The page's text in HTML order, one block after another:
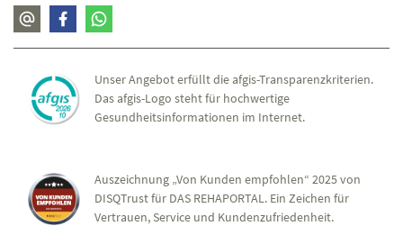
Unser Angebot erfüllt die afgis-Transparenzkriterien.
Das afgis-Logo steht für hochwertige
Gesundheitsinformationen im Internet.
Auszeichnung „Von Kunden empfohlen“ 2025 von
DISQTrust für DAS REHAPORTAL. Ein Zeichen für
Vertrauen, Service und Kundenzufriedenheit.